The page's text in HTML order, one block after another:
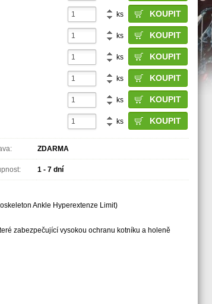
ks
ks
ks
ks
ks
ks
ZDARMA
1 - 7 dní
Ankle Hyperextenze Limit)
zabezpečující vysokou ochranu kotníku a holeně